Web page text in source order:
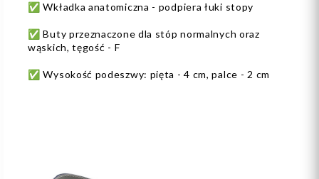
✅ Wkładka anatomiczna - podpiera łuki stopy
✅ Buty przeznaczone dla stóp normalnych oraz
wąskich, tęgość - F
✅ Wysokość podeszwy: pięta - 4 cm, palce - 2 cm